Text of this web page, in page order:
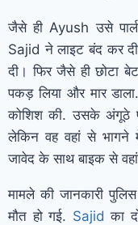
जैसे ही Ayush उसे
Sajid ने लाइट बंद कर
दी। फिर जैसे ही छोटा
पकड़ लिया और मार
कोशिश की. उसके अंगूठे
लेकिन वह वहां से भागने
जावेद के साथ बाइक से
मामले की जानकारी
मौत हो गई. Sajid का